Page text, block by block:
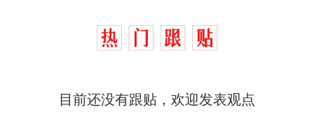
目前还没有跟贴，欢迎发表观点
热
制裁瓜子饺子，美国怕什
么？
人生
费大厨“全国小炒肉大王”称